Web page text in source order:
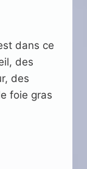
dans ce
des
des
foie gras